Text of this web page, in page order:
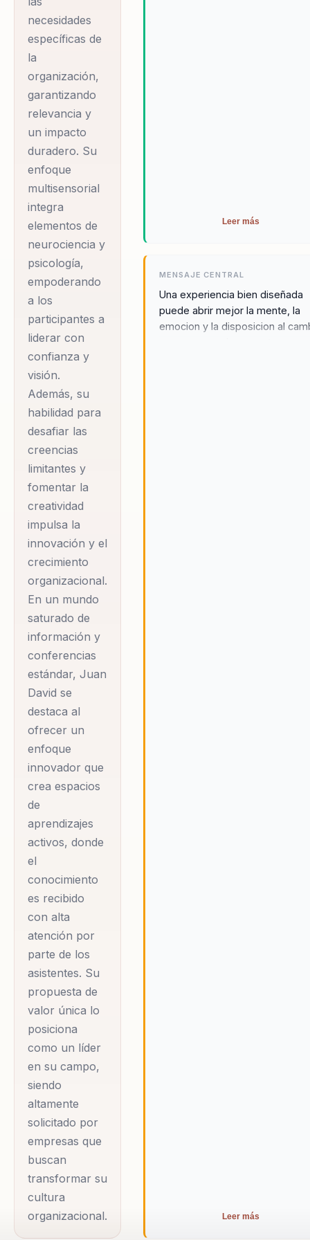
efectivas y
empáticas. A través
de ejercicios
prácticos y relatos
inspiradores,
enseña a los
equipos a convertir
desafíos
emocionales en
oportunidades,
fomentando la
cohesión y la
productividad.
Juan David es un
creador de
experiencias
transformadoras
que utiliza la magia
metáfora para
descubrir el
propósito individual
y colectivo. Su
enfoque
multisensorial
integra elementos
de neurociencia y
psicología,
empoderando a los
participantes a
liderar con
confianza y visión.
personalizar cada
conferencia a las
necesidades
específicas de la
organización
garantiza relevancia
y un impacto
duradero.
Las empresas eligen
a Juan David no
solo por su talento
su profundo
entendimiento de las
dinámicas humanas
y su habilidad para
generar cambios
tangibles en equipos
y organizaciones.
Su propuesta de
valor única radica
en la fusión de la
magia del
ilusionismo con
principios científicos
necesidades
específicas de
la
organización,
garantizando
relevancia y
un impacto
duradero. Su
enfoque
multisensorial
integra
elementos de
neurociencia y
psicología,
empoderando
a los
participantes a
liderar con
confianza y
visión.
Además, su
habilidad para
desafiar las
creencias
limitantes y
fomentar la
creatividad
impulsa la
innovación y el
crecimiento
organizacional.
En un mundo
saturado de
información y
conferencias
estándar, Juan
David se
destaca al
ofrecer un
enfoque
innovador que
crea espacios
de
aprendizajes
activos, donde
el
conocimiento
es recibido
con alta
atención por
parte de los
asistentes. Su
propuesta de
valor única lo
posiciona
como un líder
en su campo,
siendo
altamente
solicitado por
empresas que
buscan
transformar su
cultura
organizacional.
Leer más
MENSAJE CENTRAL
Una experiencia bien diseñada
puede abrir mejor la mente, la
emocion y la disposicion al
Leer más